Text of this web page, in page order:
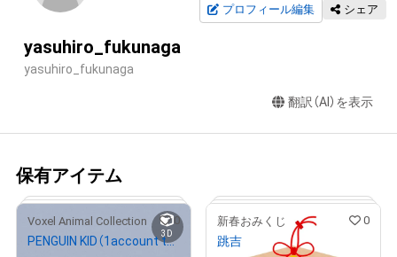
プロフィール編集 シェア
yasuhiro_fukunaga
yasuhiro_fukunaga
翻訳（AI）を表示
保有アイテム
3D
Voxel Animal Collection 0
PENGUIN KID（1account typeA）
新春おみくじ 0
跳吉